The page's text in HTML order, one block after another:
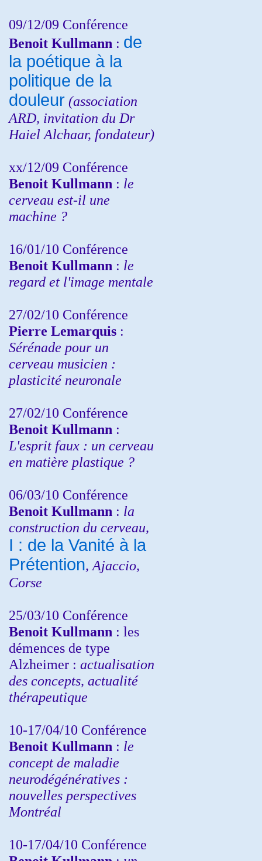
09/12/09 Conférence
Benoit Kullmann : de
la poétique à la
politique de la
douleur (association
ARD, invitation du Dr
Haiel Alchaar, fondateur)
xx/12/09 Conférence
Benoit Kullmann : le
cerveau est-il une
machine ?
16/01/10 Conférence
Benoit Kullmann : le
regard et l'image mentale
27/02/10 Conférence
Pierre Lemarquis :
Sérénade pour un
cerveau musicien :
plasticité neuronale
27/02/10 Conférence
Benoit Kullmann :
L'esprit faux : un cerveau
en matière plastique ?
06/03/10 Conférence
Benoit Kullmann : la
construction du cerveau,
I : de la Vanité à la
Prétention, Ajaccio,
Corse
25/03/10 Conférence
Benoit Kullmann : les
démences de type
Alzheimer : actualisation
des concepts, actualité
thérapeutique
10-17/04/10 Conférence
Benoit Kullmann : le
concept de maladie
neurodégénératives :
nouvelles perspectives
Montréal
10-17/04/10 Conférence